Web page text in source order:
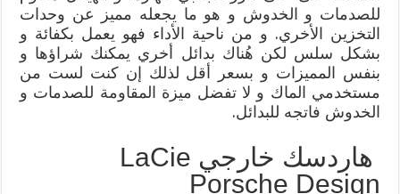
للصدمات و الخدوش و هو ما يجعله مميز عن وحدات
التخزين الأخري. و من ناحية الأداء فهو يعمل بكفائة و
بشكل سلس لكن هُناك بدائل أخري يمكنك شراؤها و
بنفس المميزات و بسعر أقل لذلك إن كنت لست من
مستخدمي الماك و لا تفضل ميزة المقاومة للصدمات و
الخدوش فاتجه للبدائل.
هاردسك خارجي LaCie
Porsche Design